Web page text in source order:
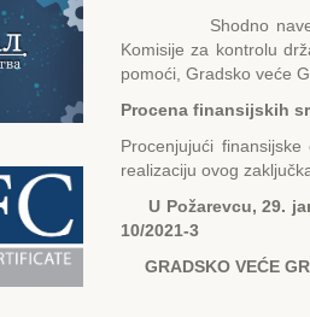
Shodno
Komisije za kontrolu
pomoći, Gradsko veće
Procena finansijskih
Procenjujući
realizaciju ovog
U Požarevcu, 29.
10/2021-3
GRADSKO VЕĆЕ